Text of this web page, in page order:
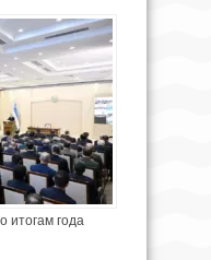
итогам года